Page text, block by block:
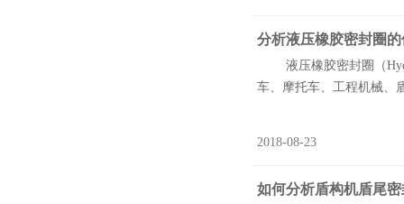
分析液压橡胶密封圈
液压橡胶密封圈（
车、摩托车、工程机械、
2018-08-23
如何分析盾构机盾尾